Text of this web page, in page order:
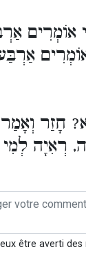
אוֹמְרִים
חָזַר וְאָמַר
רְאִיָה לְמִי
être averti